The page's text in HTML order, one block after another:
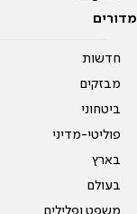
מדורים
חדשות
מבזקים
ביטחוני
פוליטי-מדיני
בארץ
בעולם
משפט ופלילים